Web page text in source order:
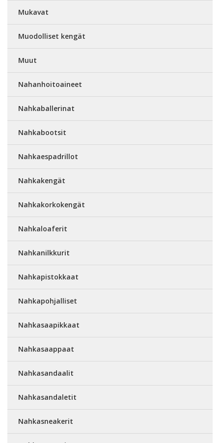
Mukavat
Muodolliset kengät
Muut
Nahanhoitoaineet
Nahkaballerinat
Nahkabootsit
Nahkaespadrillot
Nahkakengät
Nahkakorkokengät
Nahkaloaferit
Nahkanilkkurit
Nahkapistokkaat
Nahkapohjalliset
Nahkasaapikkaat
Nahkasaappaat
Nahkasandaalit
Nahkasandaletit
Nahkasneakerit